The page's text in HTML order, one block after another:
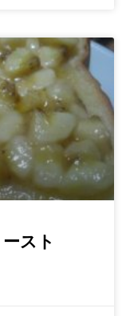
スト